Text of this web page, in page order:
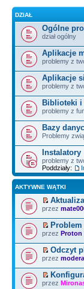
DZIAŁ
Ogólne
dział ogólny
Aplikacje
problemy z
Aplikacje
problemy z
Biblioteki i
problemy z
Bazy
Problemy
Instalatory
problemy z
Poddziały:
AKTYWNE WĄTKI
przez
przez Proton
Odczyt
przez
przez